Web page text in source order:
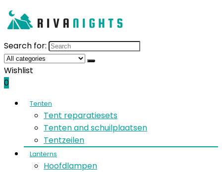
Search for:
Wishlist
0
Tenten
Tent reparatiesets
Tenten and schuilplaatsen
Tentzeilen
Lanterns
Hoofdlampen